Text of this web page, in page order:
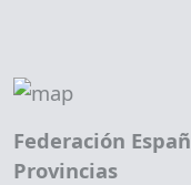
Federación
Provincias